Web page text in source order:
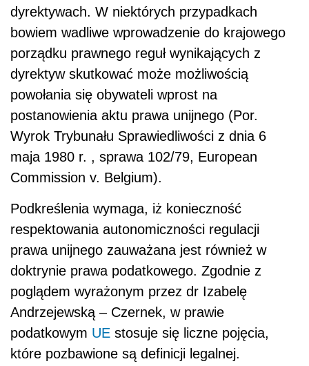
dyrektywach. W niektórych przypadkach
bowiem wadliwe wprowadzenie do krajowego
porządku prawnego reguł wynikających z
dyrektyw skutkować może możliwością
powołania się obywateli wprost na
postanowienia aktu prawa unijnego (Por.
Wyrok Trybunału Sprawiedliwości z dnia 6
maja 1980 r. , sprawa 102/79, European
Commission v. Belgium).
Podkreślenia wymaga, iż konieczność
respektowania autonomiczności regulacji
prawa unijnego zauważana jest również w
doktrynie prawa podatkowego. Zgodnie z
poglądem wyrażonym przez dr Izabelę
Andrzejewską – Czernek, w prawie
podatkowym UE stosuje się liczne pojęcia,
które pozbawione są definicji legalnej.